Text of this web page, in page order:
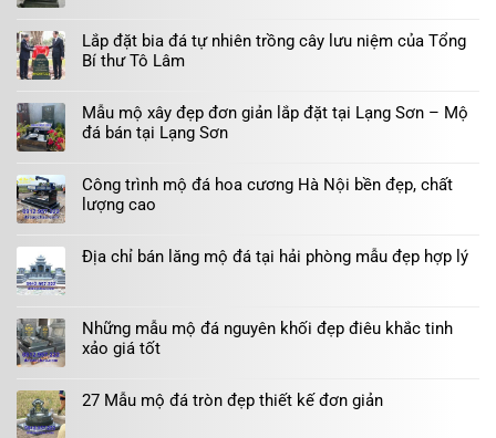
Lắp đặt bia đá tự nhiên trồng cây lưu niệm của Tổng
Bí thư Tô Lâm
Mẫu mộ xây đẹp đơn giản lắp đặt tại Lạng Sơn – Mộ
đá bán tại Lạng Sơn
Công trình mộ đá hoa cương Hà Nội bền đẹp, chất
lượng cao
Địa chỉ bán lăng mộ đá tại hải phòng mẫu đẹp hợp lý
Những mẫu mộ đá nguyên khối đẹp điêu khắc tinh
xảo giá tốt
27 Mẫu mộ đá tròn đẹp thiết kế đơn giản